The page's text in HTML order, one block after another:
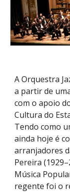
A Orquestra
a partir de
com o apoio
Cultura do
Tendo como
ainda hoje é
arranjadores
Pereira
Música
regente foi o